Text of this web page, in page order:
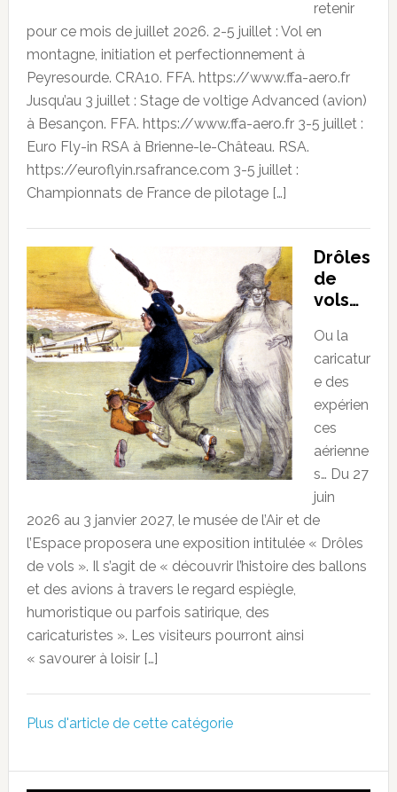
retenir
pour ce mois de juillet 2026. 2-5 juillet : Vol en
montagne, initiation et perfectionnement à
Peyresourde. CRA10. FFA. https://www.ffa-aero.fr
Jusqu’au 3 juillet : Stage de voltige Advanced (avion)
à Besançon. FFA. https://www.ffa-aero.fr 3-5 juillet :
Euro Fly-in RSA à Brienne-le-Château. RSA.
https://euroflyin.rsafrance.com 3-5 juillet :
Championnats de France de pilotage […]
Drôles
de
vols…
Ou la
caricatur
e des
expérien
ces
aérienne
s… Du 27
juin
2026 au 3 janvier 2027, le musée de l’Air et de
l’Espace proposera une exposition intitulée « Drôles
de vols ». Il s’agit de « découvrir l’histoire des ballons
et des avions à travers le regard espiègle,
humoristique ou parfois satirique, des
caricaturistes ». Les visiteurs pourront ainsi
« savourer à loisir […]
Plus d'article de cette catégorie